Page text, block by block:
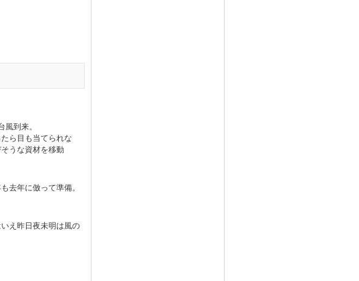
到来。
ら目も当てられな
うな資材を移動
去年に倣って準備。
え昨日夜未明は風の